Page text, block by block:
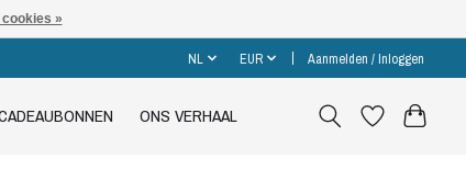
NL EUR Aanmelden / Inloggen
ONS VERHAAL
»